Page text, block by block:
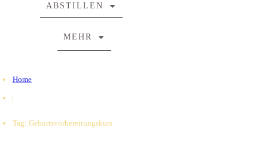
ABSTILLEN
MEHR
Home
|
Tag: Geburtsvorbereitungskurs